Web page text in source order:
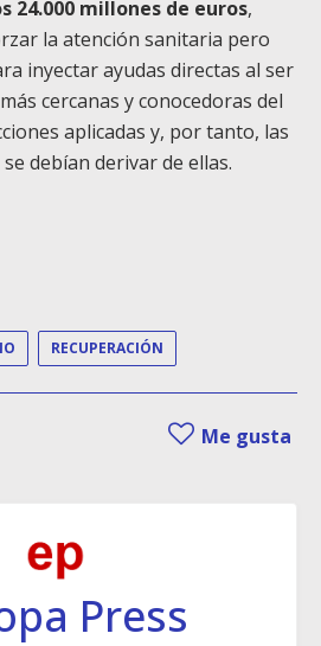
24.000 millones de euros,
la atención sanitaria pero
inyectar ayudas directas al ser
cercanas y conocedoras del
aplicadas y, por tanto, las
debían derivar de ellas.
RECUPERACIÓN
Me gusta
Press